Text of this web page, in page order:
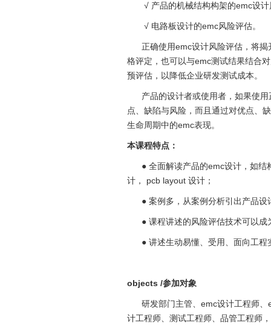
√ 产品的机械结构构架的emc设计
√ 电路板设计的emc风险评估。
正确使用emc设计风险评估，将揭
格评定，也可以与emc测试结果结合
预评估，以降低企业研发测试成本。
产品的设计者或使用者，如果使用
点、缺陷与风险，而且通过对优点、
生命周期中的emc表现。
本课程特点：
● 全面解读产品的emc设计，如结
计， pcb layout 设计；
● 案例多，从案例分析引出产品设
● 课程讲述的风险评估技术可以成
● 讲述生动易懂、受用、面向工程
objects /参加对象
研发部门主管、emc设计工程师、
计工程师、测试工程师、品管工程师